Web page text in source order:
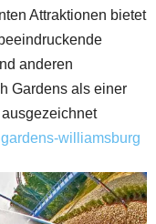
Attraktionen bietet
anderen
Gardens als einer
williamsburg